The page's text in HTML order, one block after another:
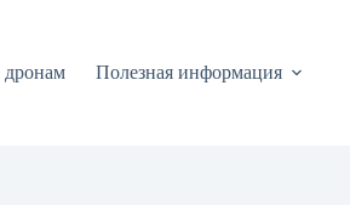
Полезная информация